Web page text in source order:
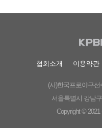
협회소개 이용약관
(사)한국프로야구선
서울특별시 강남
Copyright © 2021